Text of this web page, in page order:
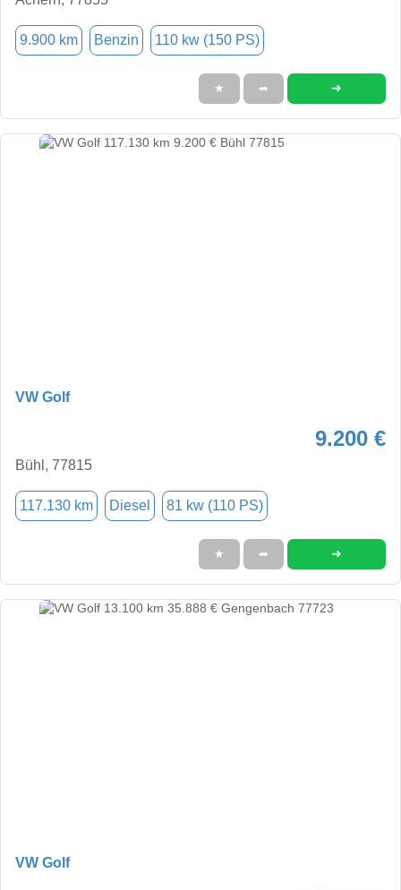
9.900 km Benzin 110 kw (150 PS)
★ ➦ ➜
VW Golf
9.200 €
Bühl, 77815
117.130 km Diesel 81 kw (110 PS)
★ ➦ ➜
VW Golf